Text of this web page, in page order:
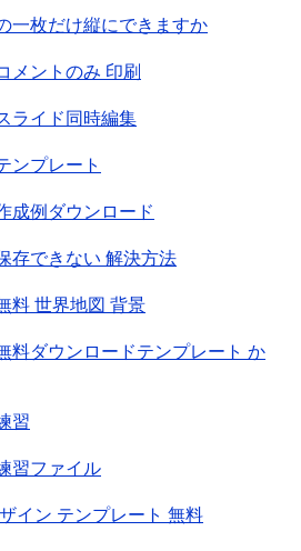
一枚だけ縦にできますか
メントのみ 印刷
ライド同時編集
ンプレート
成例ダウンロード
存できない 解決方法
料 世界地図 背景
料ダウンロードテンプレート か
習
習ファイル
イン テンプレート 無料